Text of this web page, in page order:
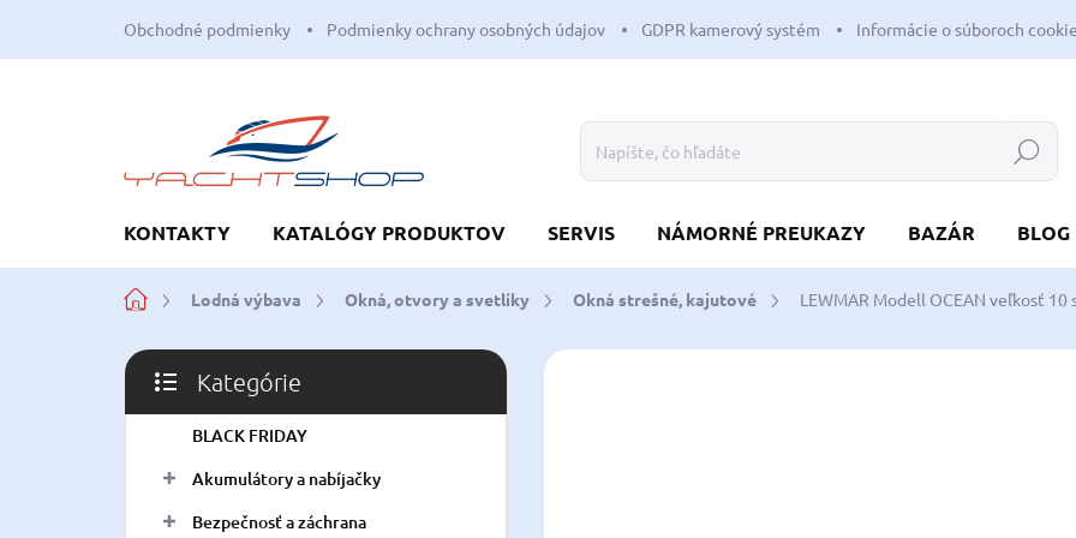
obsah
Obchodné podmienky Podmienky ochrany osobných údajov GDPR kamerový systém Informácie o súboroch
Hľadať
KONTAKTY KATALÓGY PRODUKTOV SERVIS NÁMORNÉ PREUKAZY BAZÁR BLOG
DomovLodná výbava Okná, otvory a svetlíky Okná strešné, kajutové LEWMAR Modell OCEAN veľkosť 10
B
č
Preskočiť
kategórie
Kategórie
BLACK FRIDAY
Akumulátory a nabíjačky
Bezpečnosť a záchrana